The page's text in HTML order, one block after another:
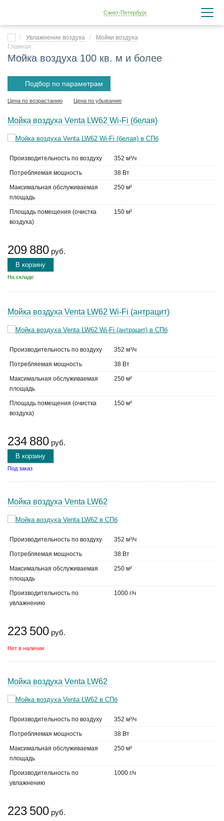
Санкт-Петербург
Увлажнение воздуха Мойки воздуха
Мойка воздуха 100 кв. м и более
Подбор по параметрам
Цена по возрастанию Цена по убыванию
Мойка воздуха Venta LW62 Wi-Fi (белая)
Производительность по воздуху 352 м³/ч
Потребляемая мощность 38 Вт
Максимальная обслуживаемая
площадь
250 м²
Площадь помещения (очистка
воздуха)
150 м²
209 880 руб.
В корзину
На складе
Мойка воздуха Venta LW62 Wi-Fi (антрацит)
Производительность по воздуху 352 м³/ч
Потребляемая мощность 38 Вт
Максимальная обслуживаемая
площадь
250 м²
Площадь помещения (очистка
воздуха)
150 м²
234 880 руб.
В корзину
Под заказ
Мойка воздуха Venta LW62
Производительность по воздуху 352 м³/ч
Потребляемая мощность 38 Вт
Максимальная обслуживаемая
площадь
250 м²
Производительность по
увлажнению
1000 г/ч
223 500 руб.
Нет в наличии
Мойка воздуха Venta LW62
Производительность по воздуху 352 м³/ч
Потребляемая мощность 38 Вт
Максимальная обслуживаемая
площадь
250 м²
Производительность по
увлажнению
1000 г/ч
223 500 руб.